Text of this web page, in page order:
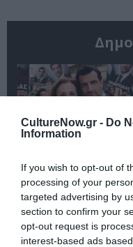
CultureNow.gr - Do
Information
If you wish to opt-out of
processing of your
targeted advertising by
section to confirm your
opt-out request is
interest-based ads
Ρόμπερτ Άικ ξανά
στη Στέγη – Με
Νίκο Κουρή &
Κεχαγιόγλου